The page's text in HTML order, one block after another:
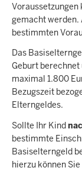
Voraussetzungen
gemacht werden.
bestimmten
Das
Geburt
maximal 1.800
Bezugszeit
Elterngeldes.
Sollte Ihr Kind
bestimmte
Basiselterngeld
hierzu können